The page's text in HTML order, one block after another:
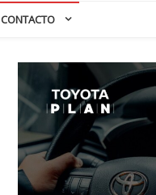
CONTACTO